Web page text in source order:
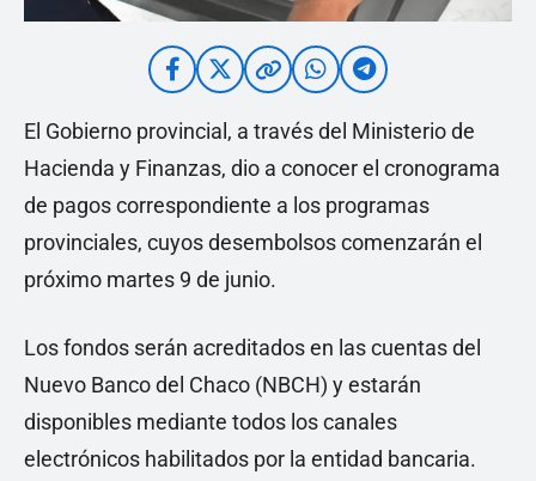
El Gobierno provincial, a través del Ministerio de
Hacienda y Finanzas, dio a conocer el cronograma
de pagos correspondiente a los programas
provinciales, cuyos desembolsos comenzarán el
próximo martes 9 de junio.
Los fondos serán acreditados en las cuentas del
Nuevo Banco del Chaco (NBCH) y estarán
disponibles mediante todos los canales
electrónicos habilitados por la entidad bancaria.